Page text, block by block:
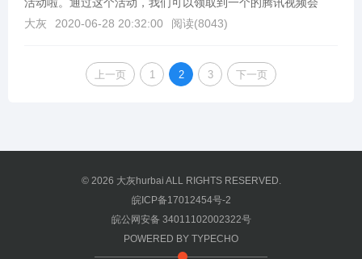
员。千万别错过！！！只需符合以下条件...
大灰 2020-06-28 20:32:00 阅读(8043)
上一页 1 2 3 下一页
© 2026 大灰hurbai ALL RIGHTS RESERVED.
皖ICP备17012454号-2
皖公网安备 34011102002322号
POWERED BY TYPECHO